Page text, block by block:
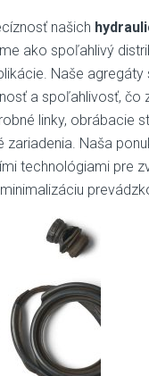
našich
ako spoľahlivý
Naše agregáty
a spoľahlivosť, čo
linky, obrábacie
zariadenia. Naša
technológiami pre